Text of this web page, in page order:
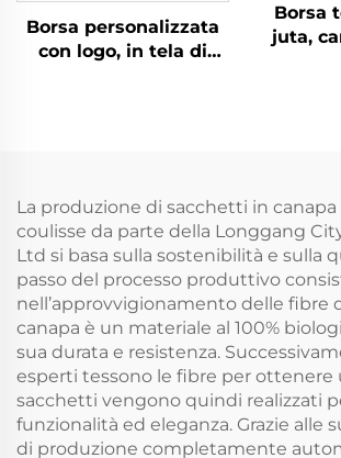
Borsa personalizzata
con logo, in tela di
cordino
Borsa
juta,
La produzione di sacchetti in
coulisse da parte della Longgang
Ltd si basa sulla sostenibilità e sulla
passo del processo produttivo
nell’approvvigionamento delle fibre
canapa è un materiale al 100%
sua durata e resistenza.
esperti tessono le fibre per ottenere
sacchetti vengono quindi realizzati
funzionalità ed eleganza. Grazie alle
di produzione completamente